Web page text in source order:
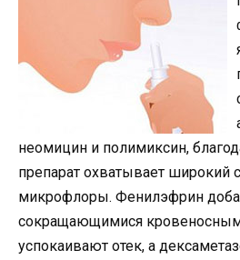
неомицин и полимиксин,
препарат охватывает широкий
микрофлоры. Фенилэфрин
сокращающимися
успокаивают отек, а